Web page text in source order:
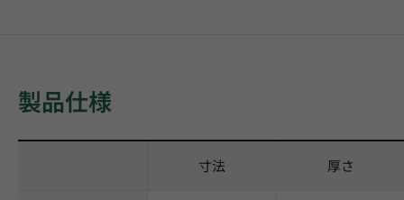
製品仕様
寸法 厚さ